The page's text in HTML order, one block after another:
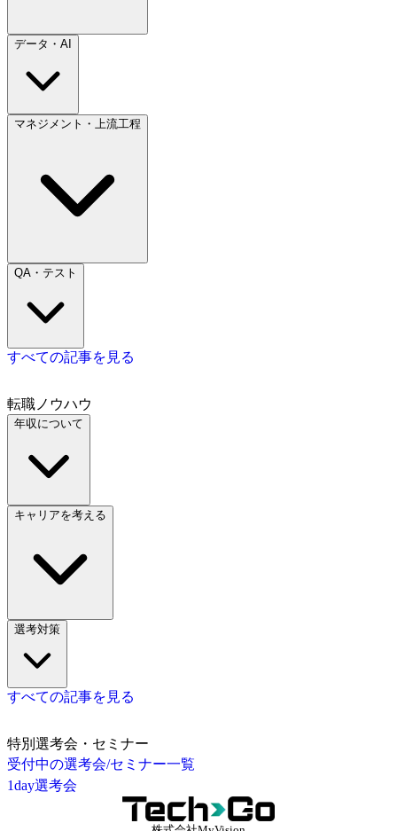
データ・AI
マネジメント・上流工程
QA・テスト
すべての記事を見る
転職ノウハウ
年収について
キャリアを考える
選考対策
すべての記事を見る
特別選考会・セミナー
受付中の選考会/セミナー一覧
1day選考会